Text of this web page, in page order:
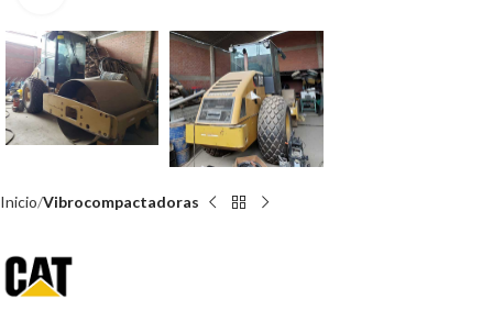
Inicio Vibrocompactadoras